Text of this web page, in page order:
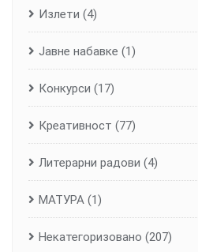
Излети (4)
Јавне набавке (1)
Конкурси (17)
Креативност (77)
Литерарни радови (4)
МАТУРА (1)
Некатегоризовано (207)